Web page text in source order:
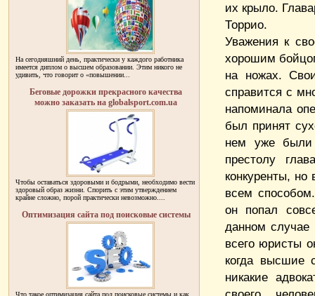
их крыло.
Торрио.
Уважения к
хорошим
на ножах.
справится с
напоминала
был принят
нем уже были
престолу
конкуренты, но
всем
он попал
данном
всего юристы
когда высшие
никакие
На сегодняшний день, практически у каждого работника
имеется диплом о высшем образовании. Этим никого не
удивить, что говорит о «повышении...
Беговые дорожки прекрасного качества
можно заказать на globalsport.com.ua
Чтобы оставаться здоровыми и бодрыми, необходимо вести
здоровый образ жизни. Спорить с этим утверждением
крайне сложно, порой практически невозможно....
Оптимизация сайта под поисковые системы
Что такое оптимизация сайта под поисковые системы и как